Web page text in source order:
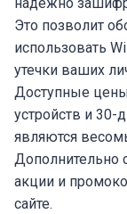
Это позволит
использовать
утечки ваших
Доступные
устройств и 30-
являются
Дополнительно
акции и
сайте.